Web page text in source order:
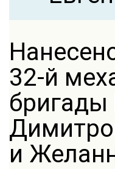
32-й
бригады
и